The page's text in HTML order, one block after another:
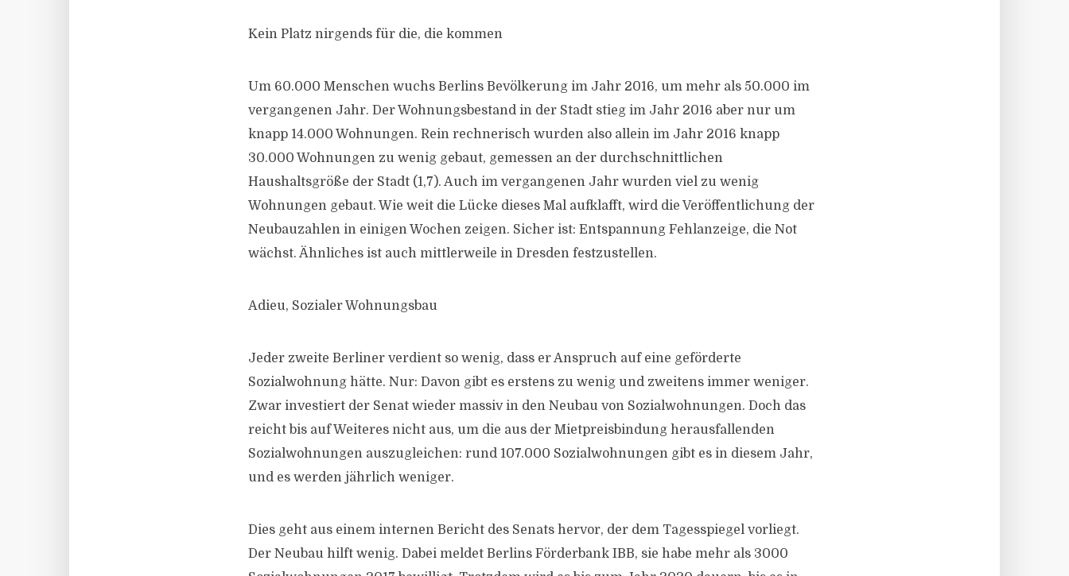
Kein Platz nirgends für die, die kommen
Um 60.000 Menschen wuchs Berlins Bevölkerung im Jahr 2016, um mehr als 50.000 im
vergangenen Jahr. Der Wohnungsbestand in der Stadt stieg im Jahr 2016 aber nur um
knapp 14.000 Wohnungen. Rein rechnerisch wurden also allein im Jahr 2016 knapp
30.000 Wohnungen zu wenig gebaut, gemessen an der durchschnittlichen
Haushaltsgröße der Stadt (1,7). Auch im vergangenen Jahr wurden viel zu wenig
Wohnungen gebaut. Wie weit die Lücke dieses Mal aufklafft, wird die Veröffentlichung der
Neubauzahlen in einigen Wochen zeigen. Sicher ist: Entspannung Fehlanzeige, die Not
wächst. Ähnliches ist auch mittlerweile in Dresden festzustellen.
Adieu, Sozialer Wohnungsbau
Jeder zweite Berliner verdient so wenig, dass er Anspruch auf eine geförderte
Sozialwohnung hätte. Nur: Davon gibt es erstens zu wenig und zweitens immer weniger.
Zwar investiert der Senat wieder massiv in den Neubau von Sozialwohnungen. Doch das
reicht bis auf Weiteres nicht aus, um die aus der Mietpreisbindung herausfallenden
Sozialwohnungen auszugleichen: rund 107.000 Sozialwohnungen gibt es in diesem Jahr,
und es werden jährlich weniger.
Dies geht aus einem internen Bericht des Senats hervor, der dem Tagesspiegel vorliegt.
Der Neubau hilft wenig. Dabei meldet Berlins Förderbank IBB, sie habe mehr als 3000